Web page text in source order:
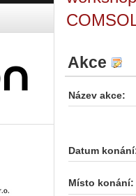
Akce
Název akce:
Datum
Místo konání: